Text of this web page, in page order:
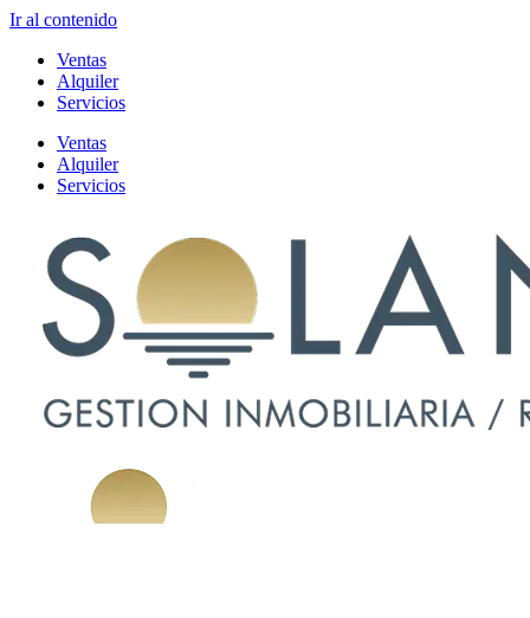
Ir al contenido
Ventas
Alquiler
Servicios
Ventas
Alquiler
Servicios